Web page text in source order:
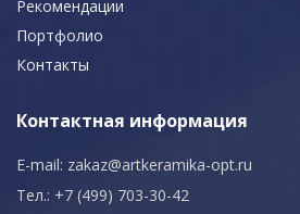
Рекомендации
Портфолио
Контакты
Контактная информация
E-mail: zakaz@artkeramika-opt.ru
Тел.: +7 (499) 703-30-42